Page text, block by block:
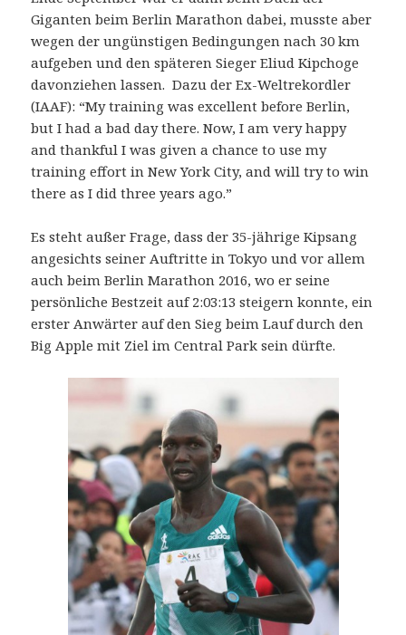
Giganten beim Berlin Marathon dabei, musste aber
wegen der ungünstigen Bedingungen nach 30 km
aufgeben und den späteren Sieger Eliud Kipchoge
davonziehen lassen. Dazu der Ex-Weltrekordler
(IAAF): “My training was excellent before Berlin,
but I had a bad day there. Now, I am very happy
and thankful I was given a chance to use my
training effort in New York City, and will try to win
there as I did three years ago.”
Es steht außer Frage, dass der 35-jährige Kipsang
angesichts seiner Auftritte in Tokyo und vor allem
auch beim Berlin Marathon 2016, wo er seine
persönliche Bestzeit auf 2:03:13 steigern konnte, ein
erster Anwärter auf den Sieg beim Lauf durch den
Big Apple mit Ziel im Central Park sein dürfte.